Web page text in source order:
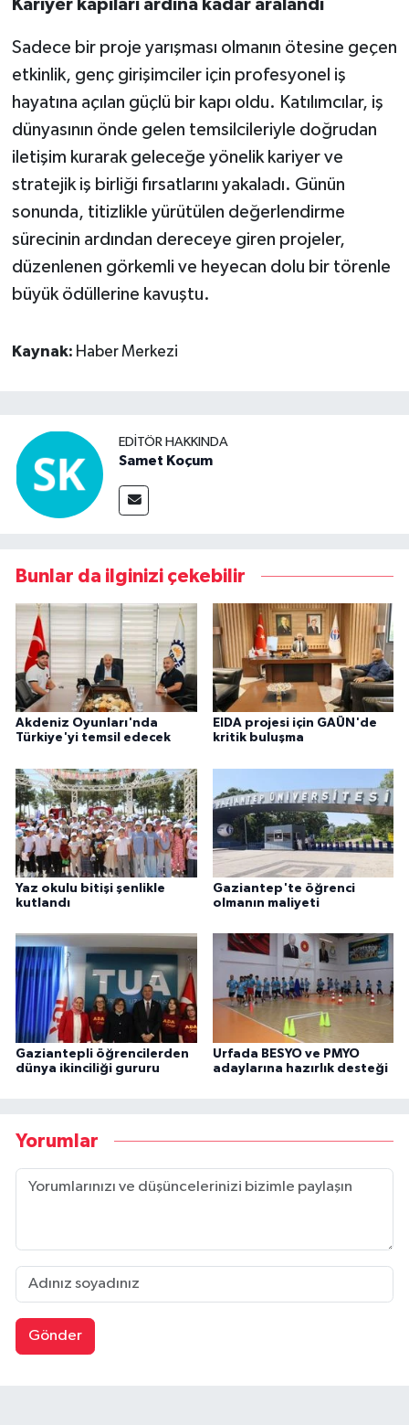
Kariyer kapıları ardına kadar aralandı
Sadece bir proje yarışması olmanın ötesine geçen
etkinlik, genç girişimciler için profesyonel iş
hayatına açılan güçlü bir kapı oldu. Katılımcılar, iş
dünyasının önde gelen temsilcileriyle doğrudan
iletişim kurarak geleceğe yönelik kariyer ve
stratejik iş birliği fırsatlarını yakaladı. Günün
sonunda, titizlikle yürütülen değerlendirme
sürecinin ardından dereceye giren projeler,
düzenlenen görkemli ve heyecan dolu bir törenle
büyük ödüllerine kavuştu.
Kaynak: Haber Merkezi
EDITÖR HAKKINDA
Samet Koçum
Bunlar da ilginizi çekebilir
Akdeniz Oyunları'nda
Türkiye'yi temsil edecek
EIDA projesi için GAÜN'de
kritik buluşma
Yaz okulu bitişi şenlikle
kutlandı
Gaziantep'te öğrenci
olmanın maliyeti
Gaziantepli öğrencilerden
dünya ikinciliği gururu
Urfada BESYO ve PMYO
adaylarına hazırlık desteği
Yorumlar
Gönder